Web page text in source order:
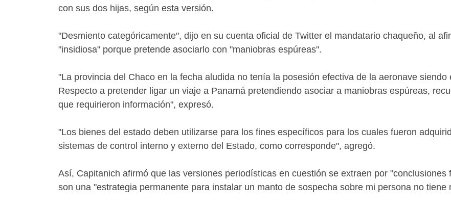
con sus dos hijas, según esta versión.
"Desmiento categóricamente", dijo en su cuenta oficial de Twitter el mandatario chaqueño, al
"insidiosa" porque pretende asociarlo con "maniobras espúreas".
"La provincia del Chaco en la fecha aludida no tenía la posesión efectiva de la aeronave
Respecto a pretender ligar un viaje a Panamá pretendiendo asociar a maniobras espúreas,
que requirieron información", expresó.
"Los bienes del estado deben utilizarse para los fines específicos para los cuales fueron
sistemas de control interno y externo del Estado, como corresponde", agregó.
Así, Capitanich afirmó que las versiones periodísticas en cuestión se extraen por
son una "estrategia permanente para instalar un manto de sospecha sobre mi persona no tiene